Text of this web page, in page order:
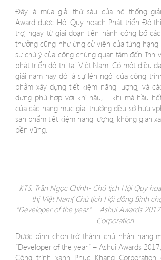
Đây là mùa giải thứ sáu của hệ thống
Award được Hội Quy hoạch Phát triển Đô
trợ, ngay từ giai đoạn tiến hành công bố
thưởng cũng như ứng cử viên của từng
sự chú ý của công chúng quan tâm đến lĩnh
phát triển đô thị tại Việt Nam. Có một điều
giải năm nay đó là sự lên ngôi của công
phẩm xây dựng tiết kiệm năng lượng, và
dựng phù hợp với khí hậu,…. khi mà hầu
của các hạng mục giải thưởng đều sở hữu
sản phẩm tiết kiệm năng lượng, không gian
bền vững.
KTS. Trần Ngọc Chính- Chủ tịch Hội Quy
thị Việt Nam( Chủ tịch Hội đồng Bình
“Developer of the year” – Ashui Awards
Corporation
Được bình chọn trở thành chủ nhân hạng
“Developer of the year” – Ashui Awards
Công trình xanh Phuc Khang